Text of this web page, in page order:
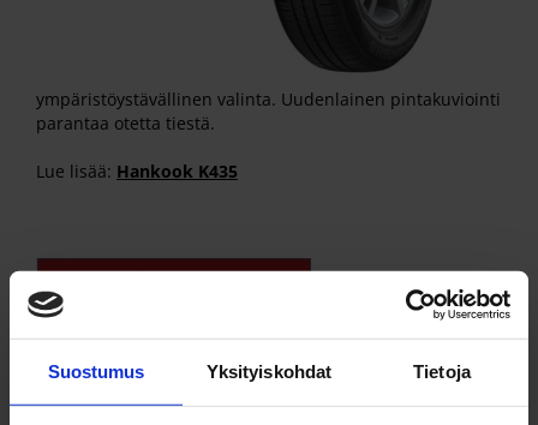
Suostumus Yksityiskohdat Tietoja
ympäristöystävällinen valinta. Uudenlainen pintakuviointi
parantaa otetta tiestä.
Lue lisää: Hankook K435